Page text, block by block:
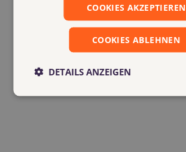
COOKIES AKZEPTIEREN
COOKIES ABLEHNEN
DETAILS ANZEIGEN